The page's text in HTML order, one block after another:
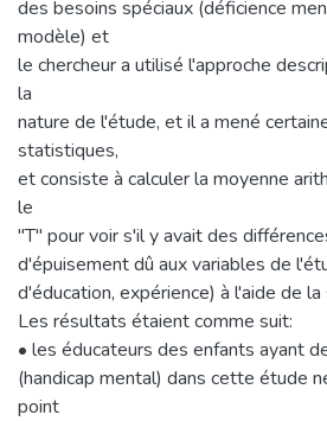
des besoins spéciaux (déficience
modèle) et
le chercheur a utilisé l'approche
la
nature de l'étude, et il a mené
statistiques,
et consiste à calculer la moyenne
le
"T" pour voir s'il y avait des
d'épuisement dû aux variables de
d'éducation, expérience) à l'aide de
Les résultats étaient comme suit:
• les éducateurs des enfants ayant
(handicap mental) dans cette étude
point